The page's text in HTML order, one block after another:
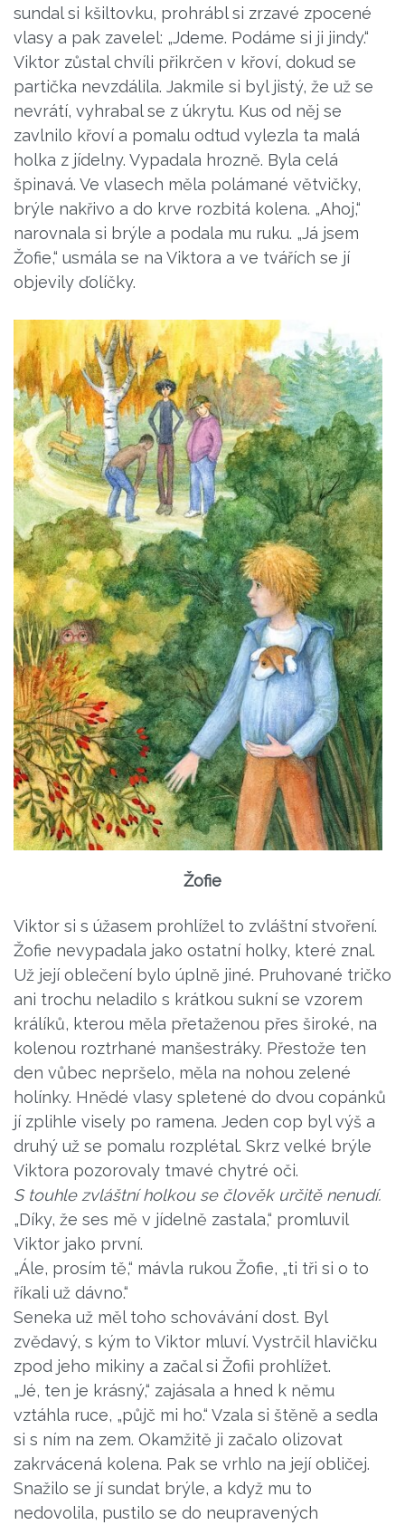
sundal si kšiltovku, prohrábl si zrzavé zpocené
vlasy a pak zavelel: „Jdeme. Podáme si ji jindy.“
Viktor zůstal chvíli přikrčen v křoví, dokud se
partička nevzdálila. Jakmile si byl jistý, že už se
nevrátí, vyhrabal se z úkrytu. Kus od něj se
zavlnilo křoví a pomalu odtud vylezla ta malá
holka z jídelny. Vypadala hrozně. Byla celá
špinavá. Ve vlasech měla polámané větvičky,
brýle nakřivo a do krve rozbitá kolena. „Ahoj,“
narovnala si brýle a podala mu ruku. „Já jsem
Žofie,“ usmála se na Viktora a ve tvářích se jí
objevily ďolíčky.
Žofie
Viktor si s úžasem prohlížel to zvláštní stvoření.
Žofie nevypadala jako ostatní holky, které znal.
Už její oblečení bylo úplně jiné. Pruhované tričko
ani trochu neladilo s krátkou sukní se vzorem
králíků, kterou měla přetaženou přes široké, na
kolenou roztrhané manšestráky. Přestože ten
den vůbec nepršelo, měla na nohou zelené
holínky. Hnědé vlasy spletené do dvou copánků
jí zplihle visely po ramena. Jeden cop byl výš a
druhý už se pomalu rozplétal. Skrz velké brýle
Viktora pozorovaly tmavé chytré oči.
S touhle zvláštní holkou se člověk určitě nenudí.
„Díky, že ses mě v jídelně zastala,“ promluvil
Viktor jako první.
„Ále, prosím tě,“ mávla rukou Žofie, „ti tři si o to
říkali už dávno.“
Seneka už měl toho schovávání dost. Byl
zvědavý, s kým to Viktor mluví. Vystrčil hlavičku
zpod jeho mikiny a začal si Žofii prohlížet.
„Jé, ten je krásný,“ zajásala a hned k němu
vztáhla ruce, „půjč mi ho.“ Vzala si štěně a sedla
si s ním na zem. Okamžitě ji začalo olizovat
zakrvácená kolena. Pak se vrhlo na její obličej.
Snažilo se jí sundat brýle, a když mu to
nedovolila, pustilo se do neupravených